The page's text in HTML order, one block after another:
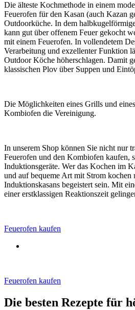
Die älteste Kochmethode in einem
Feuerofen für den Kasan (auch Kazan
Outdoorküche. In dem
kann gut über offenem Feuer gekocht
mit einem Feuerofen. In vollendetem
Verarbeitung und exzellenter Funktion
Outdoor Köche höherschlagen. Damit
klassischen Plov über Suppen und
Die Möglichkeiten eines Grills und
Kombiofen die Vereinigung.
In unserem Shop können Sie nicht nur
Feuerofen und den Kombiofen kaufen,
Induktionsgeräte. Wer das Kochen im
und auf bequeme Art mit Strom kochen
Induktionskasans begeistert sein. Mit
einer erstklassigen Reaktionszeit
Feuerofen kaufen
Feuerofen kaufen
Die besten Rezepte für